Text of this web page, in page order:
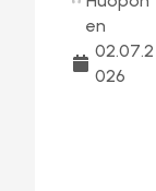
en
02.07.2
026